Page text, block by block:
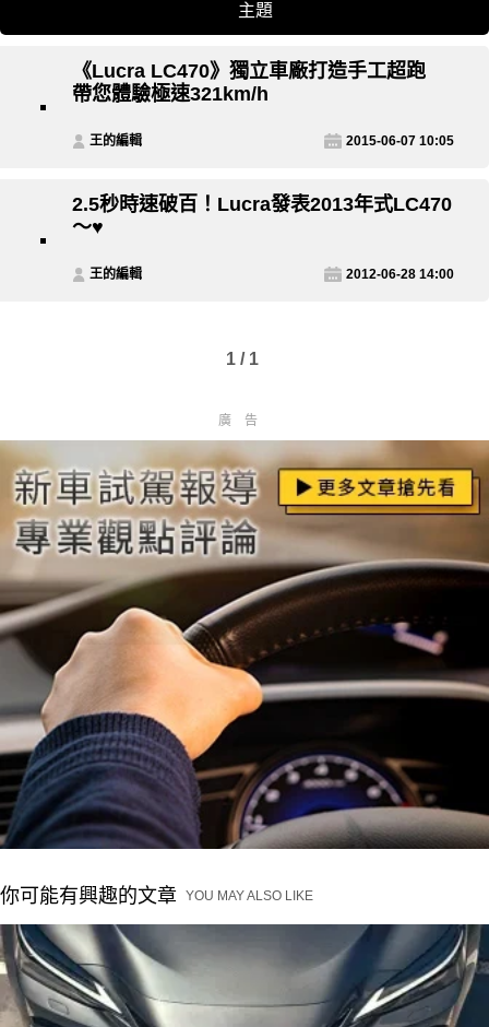
主題
《Lucra LC470》獨立車廠打造手工超跑
帶您體驗極速321km/h
王的編輯 2015-06-07 10:05
2.5秒時速破百！Lucra發表2013年式LC470
～♥
王的編輯 2012-06-28 14:00
1 / 1
廣告
你可能有興趣的文章 YOU MAY ALSO LIKE